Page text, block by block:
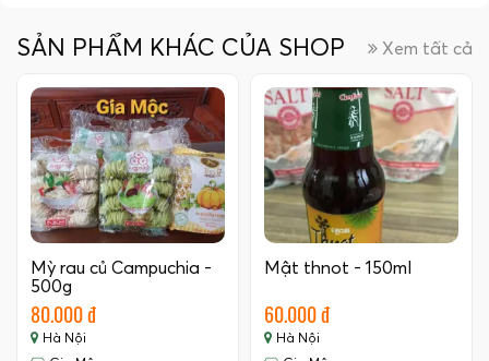
SẢN PHẨM KHÁC CỦA SHOP Xem tất cả
Mỳ rau củ Campuchia -
500g
80.000 đ
Hà Nội
Mật thnot - 150ml
60.000 đ
Hà Nội